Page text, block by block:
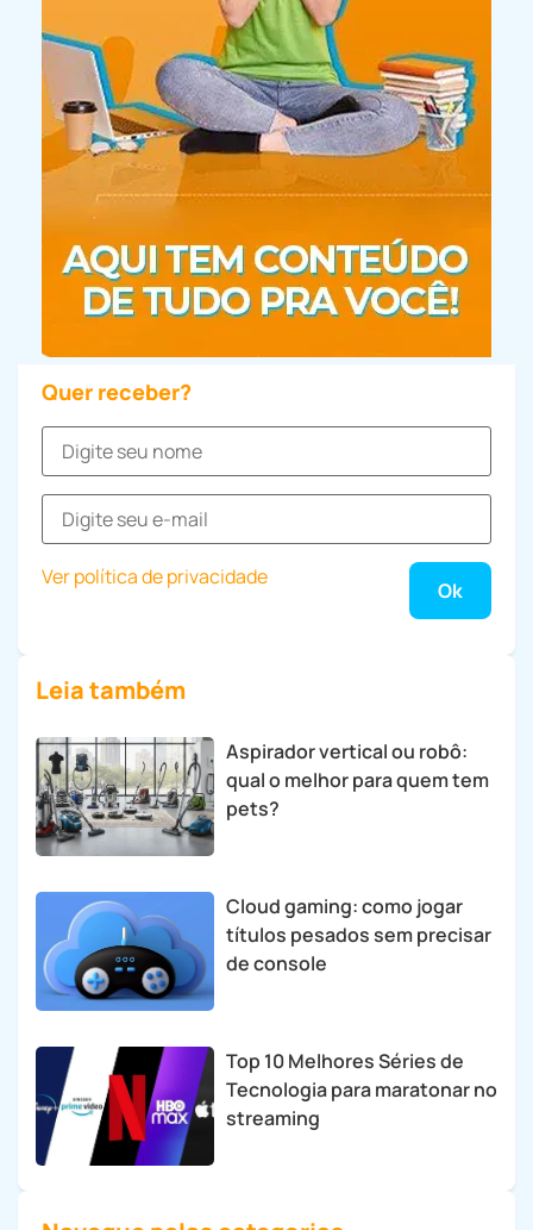
Quer receber?
Ver política de privacidade
Leia também
Aspirador vertical ou robô:
qual o melhor para quem tem
pets?
Cloud gaming: como jogar
títulos pesados sem precisar
de console
Top 10 Melhores Séries de
Tecnologia para maratonar no
streaming